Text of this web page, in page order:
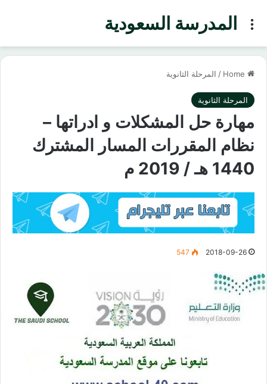
المدرسة السعوديةMenu
/ المرحلة الثانوية
المرحلة الثانوية
مهارة حل المشكلات و ادراتها –
نظام المقررات المسار المشترك
1440 هـ / 2019 م
2018-09-26
547